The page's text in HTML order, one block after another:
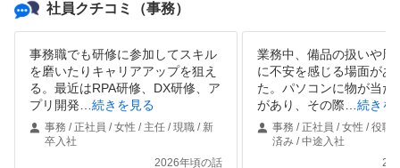
社員クチコミ （事務）
事務職でも研修に参加してスキル
を磨いたりキャリアアップを狙え
る。最近はRPA研修、DX研修、ア
プリ開発
続きを見る
事務 / 正社員 / 女性 / 主任 / 現職 / 新
卒入社
2026年頃の話
業務中、備品の扱いや周
に不安を感じる場面があ
た。パソコンに物が当た
があり、その際
続きを
事務 / 正社員 / 女性 / 役職
済み / 中途入社